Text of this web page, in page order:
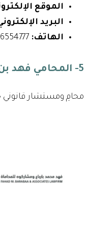
الموقع
البريد
الهاتف:
5- المحامي فهد بن محمد بارباع
محامِ ومستشار قانوني